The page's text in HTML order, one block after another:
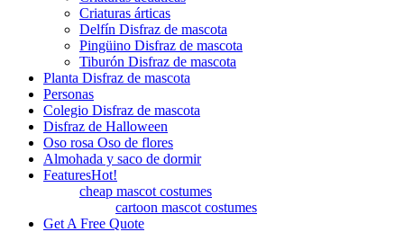
Criaturas árticas
Delfín Disfraz de mascota
Pingüino Disfraz de mascota
Tiburón Disfraz de mascota
Planta Disfraz de mascota
Personas
Colegio Disfraz de mascota
Disfraz de Halloween
Oso rosa Oso de flores
Almohada y saco de dormir
FeaturesHot!
cheap mascot costumes
cartoon mascot costumes
Get A Free Quote